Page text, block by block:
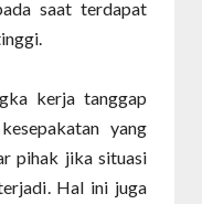
saat terdapat
kerja tanggap
yang
pihak jika situasi
Hal ini juga